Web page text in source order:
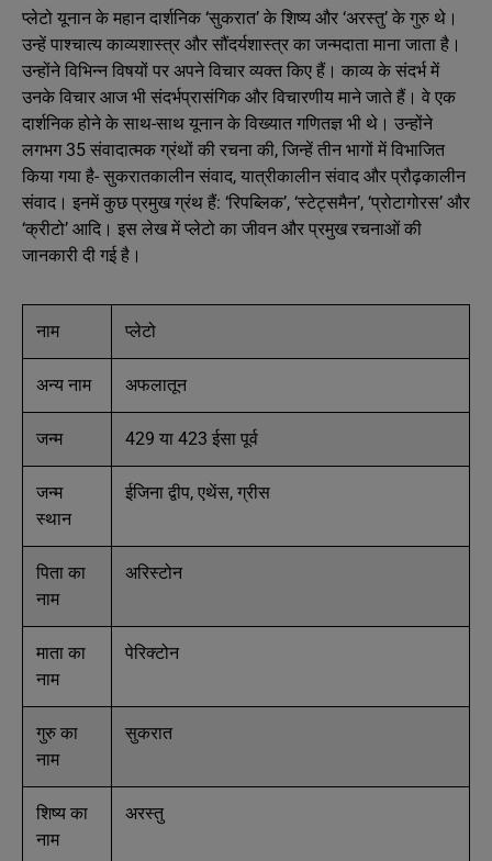
प्लेटो यूनान के महान दार्शनिक ‘सुकरात’ के शिष्य और ‘अरस्तु’ के गुरु थे।
उन्हें पाश्चात्य काव्यशास्त्र और सौंदर्यशास्त्र का जन्मदाता माना जाता है।
उन्होंने विभिन्न विषयों पर अपने विचार व्यक्त किए हैं। काव्य के संदर्भ में
उनके विचार आज भी संदर्भप्रासंगिक और विचारणीय माने जाते हैं। वे एक
दार्शनिक होने के साथ-साथ यूनान के विख्यात गणितज्ञ भी थे। उन्होंने
लगभग 35 संवादात्मक ग्रंथों की रचना की, जिन्हें तीन भागों में विभाजित
किया गया है- सुकरातकालीन संवाद, यात्रीकालीन संवाद और प्रौढ़कालीन
संवाद। इनमें कुछ प्रमुख ग्रंथ हैं: ‘रिपब्लिक’, ‘स्टेट्समैन’, ‘प्रोटागोरस’ और
‘क्रीटो’ आदि। इस लेख में प्लेटो का जीवन और प्रमुख रचनाओं की
जानकारी दी गई है।
नाम प्लेटो
अन्य नाम अफलातून
जन्म 429 या 423 ईसा पूर्व
जन्म
स्थान
ईजिना द्वीप, एथेंस, ग्रीस
पिता का
नाम
अरिस्टोन
माता का
नाम
पेरिक्टोन
गुरु का
नाम
सुकरात
शिष्य का
नाम
अरस्तु